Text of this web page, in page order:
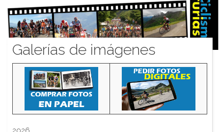
Galerías de imágenes